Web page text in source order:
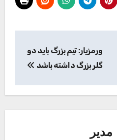
ورمزیار: تیم بزرگ باید دو
گلر بزرگ داشته باشد
مدیر